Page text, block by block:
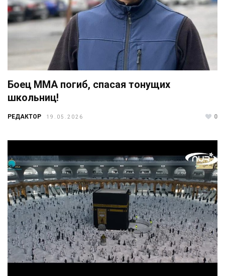
Боец ММА погиб, спасая тонущих
школьниц!
РЕДАКТОР 19.05.2026 0